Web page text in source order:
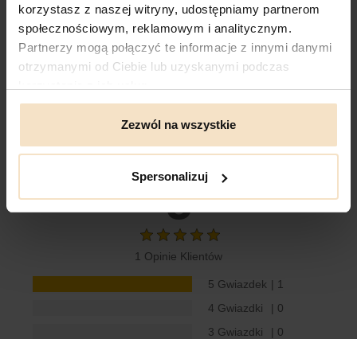
korzystasz z naszej witryny, udostępniamy partnerom
społecznościowym, reklamowym i analitycznym.
Partnerzy mogą połączyć te informacje z innymi danymi
otrzymanymi od Ciebie lub uzyskanymi podczas
Zezwól na wszystkie
Spersonalizuj
POZNAJ NAS LEPIEJ
Recenzje
daag.com.pl
5
1 Opinie Klientów
5 Gwiazdek | 1
4 Gwiazdki
| 0
3 Gwiazdki
| 0